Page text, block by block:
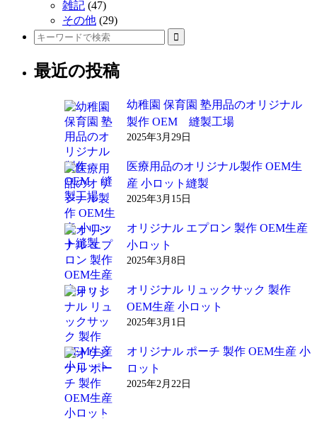
雑記 (47)
その他 (29)
最近の投稿
幼稚園 保育園 塾用品のオリジナル
製作 OEM 縫製工場
2025年3月29日
医療用品のオリジナル製作 OEM生
産 小ロット縫製
2025年3月15日
オリジナル エプロン 製作 OEM生産
小ロット
2025年3月8日
オリジナル リュックサック 製作
OEM生産 小ロット
2025年3月1日
オリジナル ポーチ 製作 OEM生産 小
ロット
2025年2月22日